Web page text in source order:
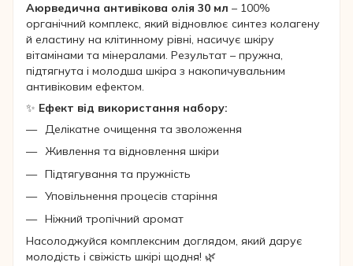
Аюрведична антивікова олія 30 мл – 100%
органічний комплекс, який відновлює синтез колагену
й еластину на клітинному рівні, насичує шкіру
вітамінами та мінералами. Результат – пружна,
підтягнута і молодша шкіра з накопичувальним
антивіковим ефектом.
✨ Ефект від використання набору:
Делікатне очищення та зволоження
Живлення та відновлення шкіри
Підтягування та пружність
Уповільнення процесів старіння
Ніжний тропічний аромат
Насолоджуйся комплексним доглядом, який дарує
молодість і свіжість шкірі щодня! 🌿